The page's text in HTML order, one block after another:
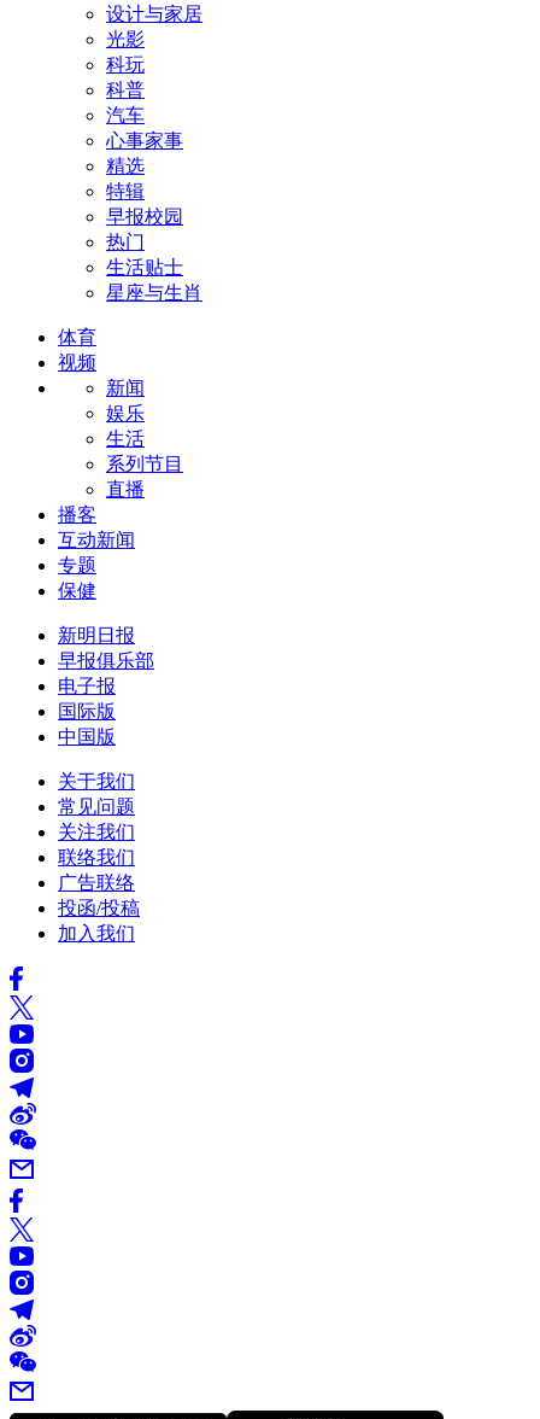
设计与家居
光影
科玩
科普
汽车
心事家事
精选
特辑
早报校园
热门
生活贴士
星座与生肖
体育
视频
新闻
娱乐
生活
系列节目
直播
播客
互动新闻
专题
保健
新明日报
早报俱乐部
电子报
国际版
中国版
关于我们
常见问题
关注我们
联络我们
广告联络
投函/投稿
加入我们